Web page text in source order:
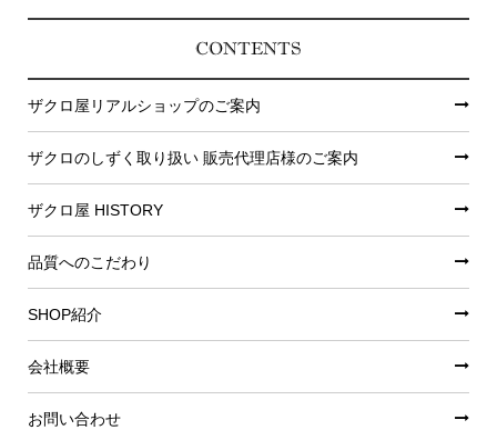
CONTENTS
ザクロ屋リアルショップのご案内
ザクロのしずく取り扱い 販売代理店様のご案内
ザクロ屋 HISTORY
品質へのこだわり
SHOP紹介
会社概要
お問い合わせ